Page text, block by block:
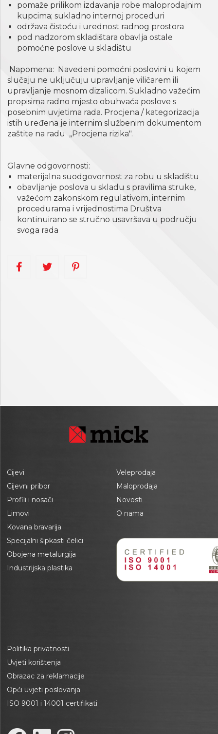
pomaže prilikom izdavanja robe maloprodajnim
kupcima; sukladno internoj proceduri
održava čistoću i urednost radnog prostora
pod nadzorom skladištara obavlja ostale
pomoćne poslove u skladištu
Napomena: Navedeni pomoćni poslovini u kojem
slučaju ne uključuju upravljanje viličarem ili
upravljanje mosnom dizalicom. Sukladno važećim
propisima radno mjesto obuhvaća poslove s
posebnim uvjetima rada. Procjena / kategorizacija
istih uređena je internim službenim dokumentom
zaštite na radu „Procjena rizika".
Glavne odgovornosti:
materijalna suodgovornost za robu u skladištu
obavljanje poslova u skladu s pravilima struke,
važećom zakonskom regulativom, internim
procedurama i vrijednostima Društva
kontinuirano se stručno usavršava u području
svoga rada
Cijevi
Cijevni pribor
Profili i nosači
Limovi
Kovana bravarija
Specijalni šipkasti čelici
Obojena metalurgija
Industrijska plastika
Veleprodaja
Maloprodaja
Novosti
O nama
Politika privatnosti
Uvjeti korištenja
Obrazac za reklamacije
Opći uvjeti poslovanja
ISO 9001 i 14001 certifikati